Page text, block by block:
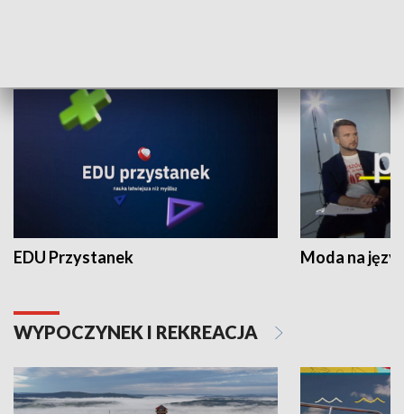
EDU Przystanek Moda na
WYPOCZYNEK I REKREACJA